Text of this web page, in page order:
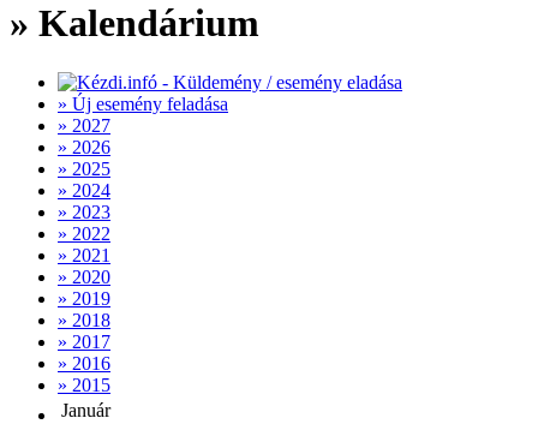
» Kalendárium
» Új esemény feladása
» 2027
» 2026
» 2025
» 2024
» 2023
» 2022
» 2021
» 2020
» 2019
» 2018
» 2017
» 2016
» 2015
Január